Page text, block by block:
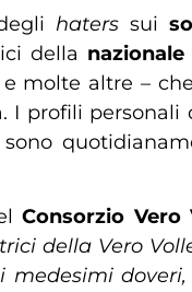
haterssui
della
molte altre –
I profili
Consorzio Vero
della Vero
medesimi